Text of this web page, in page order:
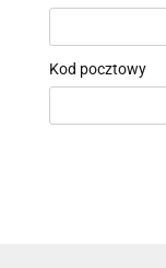
Kod pocztowy